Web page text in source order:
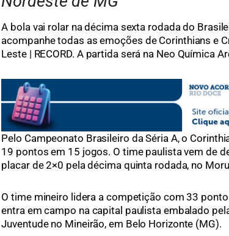
A bola vai rolar na décima sexta rodada do
acompanhe todas as emoções de Corinthians e
Leste | RECORD. A partida será na Neo Química
Pelo Campeonato Brasileiro da Séria A, o
19 pontos em 15 jogos. O time paulista vem de
placar de 2×0 pela décima quinta rodada, no
O time mineiro lidera a competição com 33
entra em campo na capital paulista embalado
Juventude no Mineirão, em Belo Horizonte (MG).